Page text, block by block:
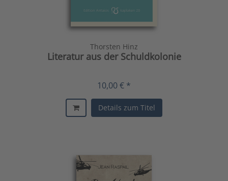
Thorsten Hinz
Literatur aus der Schuldkolonie
10,00 € *
Details zum Titel